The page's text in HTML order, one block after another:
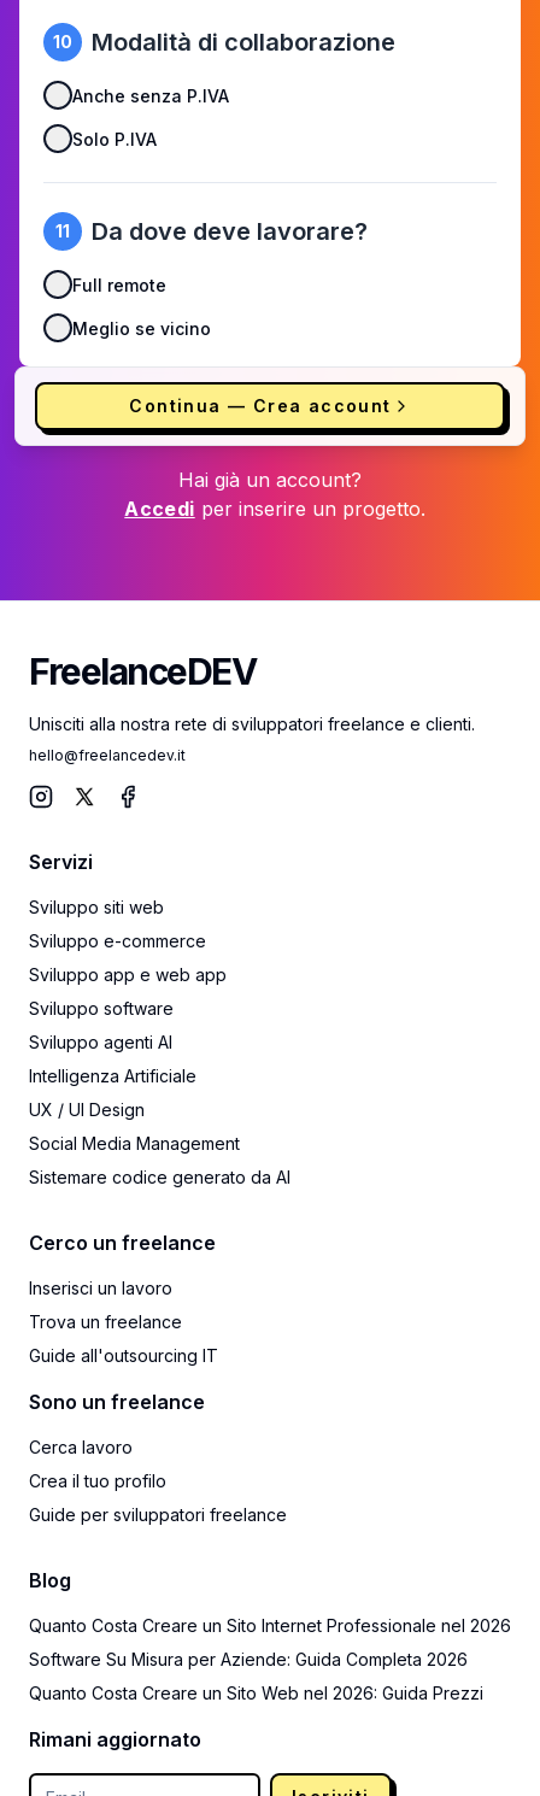
10 Modalità di collaborazione
Anche senza P.IVA
Solo P.IVA
11 Da dove deve lavorare?
Full remote
Meglio se vicino
Continua — Crea account
Hai già un account?
Accedi per inserire un progetto.
FreelanceDEV
FreelanceDEV
Unisciti alla nostra rete di sviluppatori freelance e clienti.
hello@freelancedev.it
Servizi
Sviluppo siti web
Sviluppo e-commerce
Sviluppo app e web app
Sviluppo software
Sviluppo agenti AI
Intelligenza Artificiale
UX / UI Design
Social Media Management
Sistemare codice generato da AI
Cerco un freelance
Inserisci un lavoro
Trova un freelance
Guide all'outsourcing IT
Sono un freelance
Cerca lavoro
Crea il tuo profilo
Guide per sviluppatori freelance
Blog
Quanto Costa Creare un Sito Internet Professionale nel 2026
Software Su Misura per Aziende: Guida Completa 2026
Quanto Costa Creare un Sito Web nel 2026: Guida Prezzi
Rimani aggiornato